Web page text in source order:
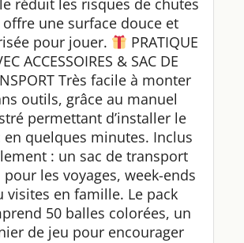
offre une surface douce et
pour jouer.
PRATIQUE
ACCESSOIRES & SAC DE
Très facile à monter
outils, grâce au manuel
permettant d’installer le
en quelques minutes. Inclus
: un sac de transport
pour les voyages, week-ends
visites en famille. Le pack
50 balles colorées, un
de jeu pour encourager